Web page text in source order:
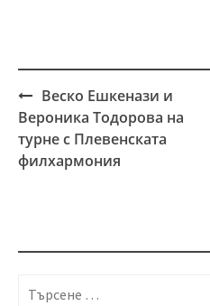
Post
navigation
Веско Ешкенази и
Вероника Тодорова на
турне с Плевенската
филхармония
Търсене